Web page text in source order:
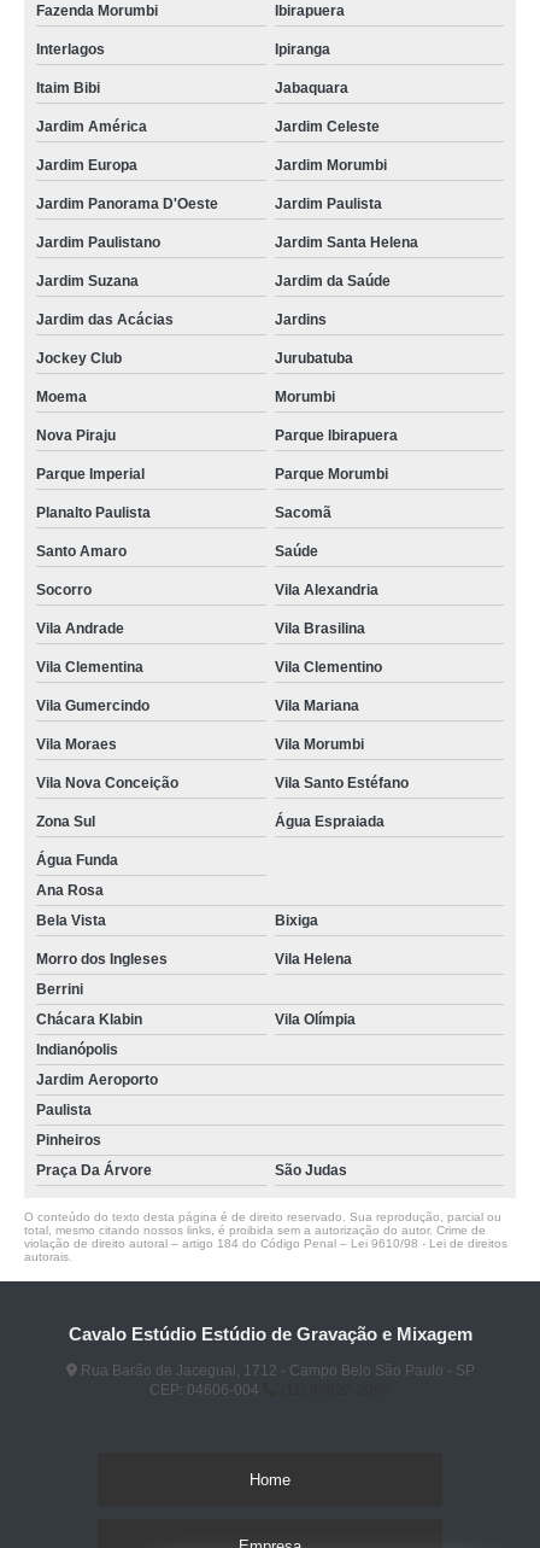
Fazenda Morumbi Ibirapuera
Interlagos Ipiranga
Itaim Bibi Jabaquara
Jardim América Jardim Celeste
Jardim Europa Jardim Morumbi
Jardim Panorama D'Oeste Jardim Paulista
Jardim Paulistano Jardim Santa Helena
Jardim Suzana Jardim da Saúde
Jardim das Acácias Jardins
Jockey Club Jurubatuba
Moema Morumbi
Nova Piraju Parque Ibirapuera
Parque Imperial Parque Morumbi
Planalto Paulista Sacomã
Santo Amaro Saúde
Socorro Vila Alexandria
Vila Andrade Vila Brasilina
Vila Clementina Vila Clementino
Vila Gumercindo Vila Mariana
Vila Moraes Vila Morumbi
Vila Nova Conceição Vila Santo Estéfano
Zona Sul Água Espraiada
Água Funda
Ana Rosa
Bela Vista
Bixiga
Morro dos Ingleses
Vila Helena
Berrini
Chácara Klabin
Vila Olímpia
Indianópolis
Jardim Aeroporto
Paulista
Pinheiros
Praça Da Árvore
São Judas
O conteúdo do texto desta página é de direito reservado. Sua reprodução, parcial ou
total, mesmo citando nossos links, é proibida sem a autorização do autor. Crime de
violação de direito autoral – artigo 184 do Código Penal – Lei 9610/98 - Lei de direitos
autorais
Cavalo Estúdio Estúdio de Gravação e Mixagem
Rua Barão de Jaceguai, 1712 - Campo Belo São Paulo - SP
CEP: 04606-004
Home